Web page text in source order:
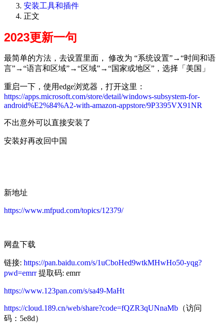
安装工具和插件
正文
2023更新一句
最简单的方法，去设置里面， 修改为 “系统设置”→“时间和语
言”→“语言和区域”→“区域”→“国家或地区”，选择「美国」
重启一下，使用edge浏览器，打开这里：
https://apps.microsoft.com/store/detail/windows-subsystem-for-
android%E2%84%A2-with-amazon-appstore/9P3395VX91NR
不出意外可以直接安装了
安装好再改回中国
新地址
https://www.mfpud.com/topics/12379/
网盘下载
链接: https://pan.baidu.com/s/1uCboHed9wtkMHwHo50-yqg?
pwd=emrr提取码: emrr
https://www.123pan.com/s/sa49-MaHt
https://cloud.189.cn/web/share?code=fQZR3qUNnaMb （访问
码：5e8d）